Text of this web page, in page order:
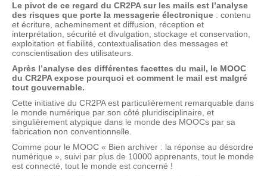
Le pivot de ce regard du CR2PA sur les mails est l’analyse
des risques que porte la messagerie électronique : contenu
et écriture, acheminement et diffusion, réception et
interprétation, sécurité et divulgation, stockage et conservation,
exploitation et fiabilité, contextualisation des messages et
conscientisation des utilisateurs.
Après l’analyse des différentes facettes du mail, le MOOC
du CR2PA expose pourquoi et comment le mail est malgré
tout gouvernable.
Cette initiative du CR2PA est particulièrement remarquable dans
le monde numérique par son côté pluridisciplinaire, et
singulièrement atypique dans le monde des MOOCs par sa
fabrication non conventionnelle.
Comme pour le MOOC « Bien archiver : la réponse au désordre
numérique », suivi par plus de 10000 apprenants, tout le monde
est connecté, tout le monde est concerné !